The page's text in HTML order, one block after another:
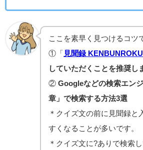
ここを素早く見つけるコツ
①「 見聞録 KENBUNROKU
していただくことを推奨し
②Googleなどの検索エン
章」で検索する方法3選
＊クイズ文の前に見聞録と
すくなることが多いです。
＊クイズ文に?ありで検索